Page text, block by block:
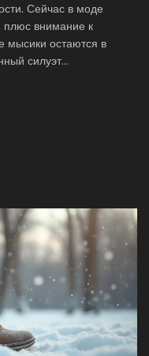
Сейчас в моде
внимание к
мысики остаются в
силуэт
но и чувствовать
реальные